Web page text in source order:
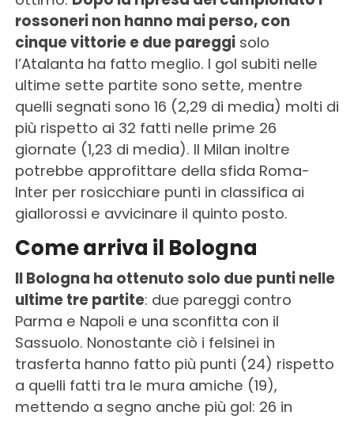
rossoneri non hanno mai perso, con
cinque vittorie e due pareggisolo
l’Atalanta ha fatto meglio. I gol subiti nelle
ultime sette partite sono sette, mentre
quelli segnati sono 16 (2,29 di media) molti di
più rispetto ai 32 fatti nelle prime 26
giornate (1,23 di media). Il Milan inoltre
potrebbe approfittare della sfida Roma-
Inter per rosicchiare punti in classifica ai
giallorossi e avvicinare il quinto posto.
Come arriva il Bologna
Il Bologna ha ottenuto solo due punti nelle
ultime tre partite: due pareggi contro
Parma e Napoli e una sconfitta con il
Sassuolo. Nonostante ciò i felsinei in
trasferta hanno fatto più punti (24) rispetto
a quelli fatti tra le mura amiche (19),
mettendo a segno anche più gol: 26 in